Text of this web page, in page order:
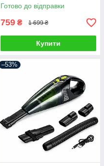
портативний ручний для
сухого прибирання міні
автопилосос
Готово до відправки
759 ₴ 1 699 ₴
Купити
–53%